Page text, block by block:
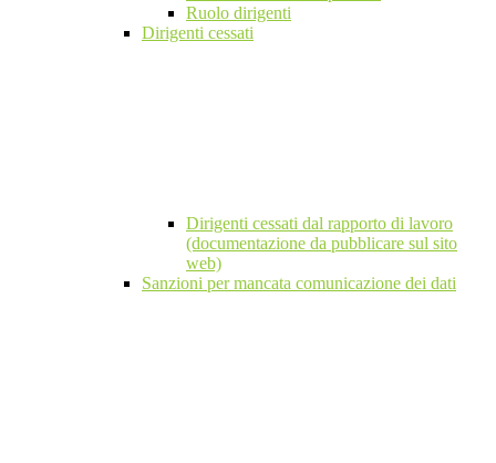
Ruolo dirigenti
Dirigenti cessati
Dirigenti cessati dal rapporto di lavoro
(documentazione da pubblicare sul sito
web)
Sanzioni per mancata comunicazione dei dati